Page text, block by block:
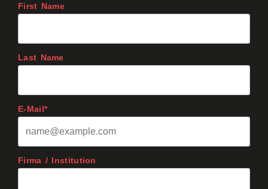
First Name
Last Name
E-Mail*
Firma / Institution